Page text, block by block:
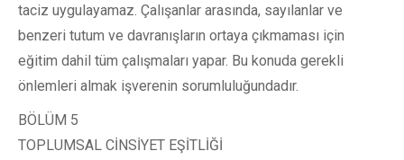
taciz uygulayamaz. Çalışanlar arasında, sayılanlar ve
benzeri tutum ve davranışların ortaya çıkmaması için
eğitim dahil tüm çalışmaları yapar. Bu konuda gerekli
önlemleri almak işverenin sorumluluğundadır.
BÖLÜM 5
TOPLUMSAL CİNSİYET EŞİTLİĞİ